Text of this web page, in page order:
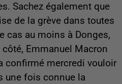
Sachez également que
de la grève dans toutes
cas au moins à Donges,
Emmanuel Macron
confirmé mercredi vouloir
une fois connue la